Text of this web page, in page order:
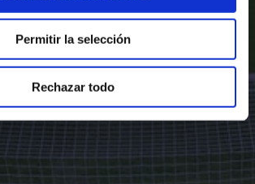
Permitir la selección
Rechazar todo